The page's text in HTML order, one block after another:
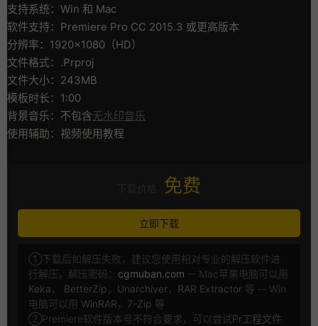
支持系统：Win 和 Mac
软件支持：Premiere Pro CC 2015.3 或更高版本
分辨率：1920×1080（HD）
文件格式：.Prproj
文件大小：243MB
模板时长：1:00
背景音乐：不包含无水印音乐
使用辅助：视频使用教程
免费
立即下载
①下载后如解压失败，建议您使用相对专业的解压软件进
行解压，解压密码： cgmuban.com -- Mac苹果电脑可以用
Keka ， BetterZip ， Unarchiver， RAR Extractor 等 -- Win
电脑可以用 WinRAR ， 7-Zip 等
②Premiere软件版本号不符合要求，可以尝试Pr工程文件